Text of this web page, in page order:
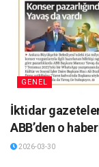
GENEL
İktidar
ABB’den o
2026-03-30